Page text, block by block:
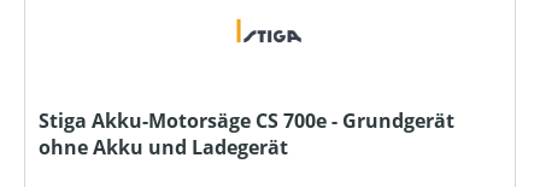
Stiga Akku-Motorsäge CS 700e - Grundgerät
ohne Akku und Ladegerät